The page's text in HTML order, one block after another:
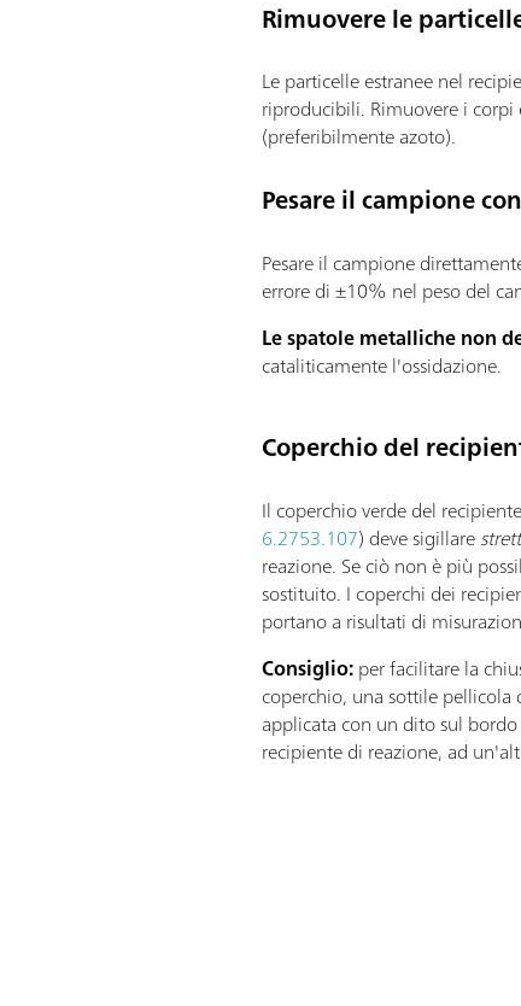
Rimuovere le
Le particelle estranee nel
riproducibili. Rimuovere i
(preferibilmente azoto).
Pesare il campione
Pesare il campione
errore di ±10% nel peso del
Le spatole metalliche non
cataliticamente l'ossidazione.
Coperchio del
Il coperchio verde del
6.2753.107) deve sigillare
reazione. Se ciò non è più
sostituito. I coperchi dei
portano a risultati di
Consiglio:per facilitare la
coperchio, una sottile
applicata con un dito sul
recipiente di reazione, ad